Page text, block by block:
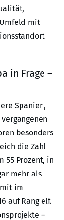
mit
in Frage –
Spanien,
besonders
die Zahl
55 Prozent, in
mehr als
im
auf Rang elf.
–